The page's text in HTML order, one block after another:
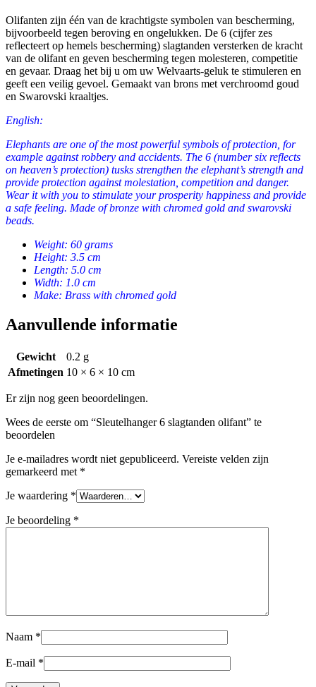
Olifanten zijn één van de krachtigste symbolen van bescherming,
bijvoorbeeld tegen beroving en ongelukken. De 6 (cijfer zes
reflecteert op hemels bescherming) slagtanden versterken de kracht
van de olifant en geven bescherming tegen molesteren, competitie
en gevaar. Draag het bij u om uw Welvaarts-geluk te stimuleren en
geeft een veilig gevoel. Gemaakt van brons met verchroomd goud
en Swarovski kraaltjes.
English:
Elephants are one of the most powerful symbols of protection, for
example against robbery and accidents. The 6 (number six reflects
on heaven’s protection) tusks strengthen the elephant’s strength and
provide protection against molestation, competition and danger.
Wear it with you to stimulate your prosperity happiness and provide
a safe feeling. Made of bronze with chromed gold and swarovski
beads.
Weight: 60 grams
Height: 3.5 cm
Length: 5.0 cm
Width: 1.0 cm
Make: Brass with chromed gold
Aanvullende informatie
Gewicht
0.2 g
Afmetingen 10 × 6 × 10 cm
Er zijn nog geen beoordelingen.
Wees de eerste om “Sleutelhanger 6 slagtanden olifant” te
beoordelen
Je e-mailadres wordt niet gepubliceerd. Vereiste velden zijn
gemarkeerd met *
Je waardering *
Je beoordeling *
Naam *
E-mail *